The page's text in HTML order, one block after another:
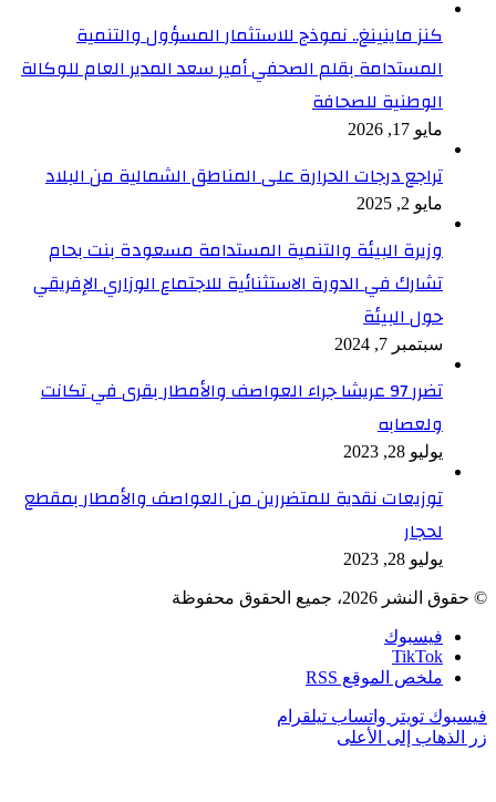
كنز ماينينغ.. نموذج للاستثمار المسؤول والتنمية
المستدامة بقلم الصحفي أمير سعد المدير العام للوكالة
الوطنية للصحافة
مايو 17, 2026
تراجع درجات الحرارة على المناطق الشمالية من البلاد
مايو 2, 2025
وزيرة البيئة والتنمية المستدامة مسعودة بنت بحام
تشارك في الدورة الاستثنائية للاجتماع الوزاري الإفريقي
حول البيئة
سبتمبر 7, 2024
تضرر 97 عريشا جراء العواصف والأمطار بقرى في تكانت
ولعصابه
يوليو 28, 2023
توزيعات نقدية للمتضررين من العواصف والأمطار بمقطع
لحجار
يوليو 28, 2023
© حقوق النشر 2026، جميع الحقوق محفوظة
فيسبوك
TikTok
ملخص الموقع RSS
فيسبوك تويتر واتساب تيلقرام
زر الذهاب إلى الأعلى